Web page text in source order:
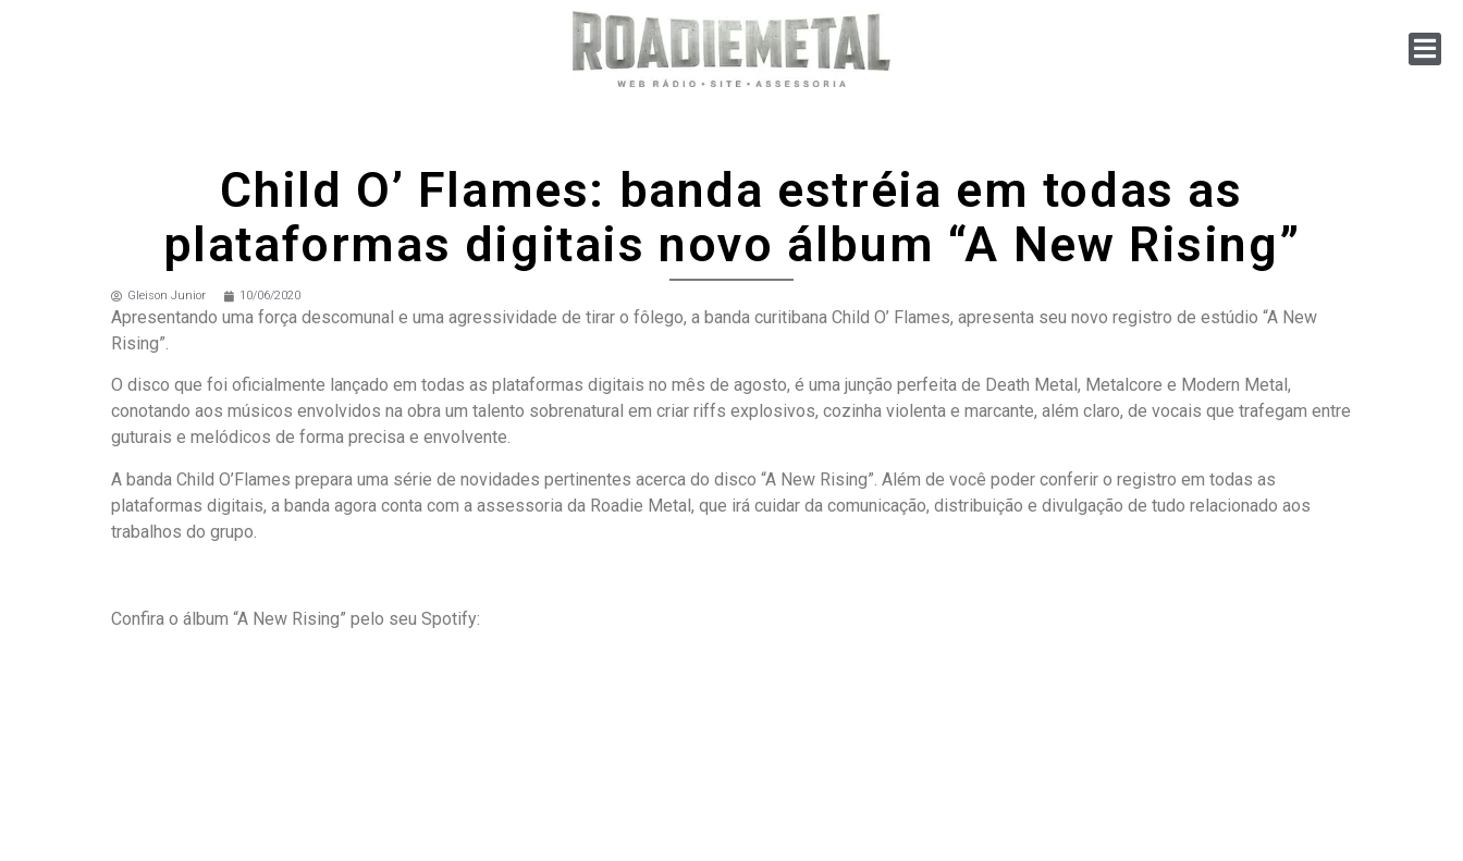
Child O’ Flames: banda estréia em todas as
plataformas digitais novo álbum “A New Rising”
Gleison Junior 10/06/2020
Apresentando uma força descomunal e uma agressividade de tirar o fôlego, a banda curitibana Child O’ Flames, apresenta seu novo registro de estúdio “A New
Rising”.
O disco que foi oficialmente lançado em todas as plataformas digitais no mês de agosto, é uma junção perfeita de Death Metal, Metalcore e Modern Metal,
conotando aos músicos envolvidos na obra um talento sobrenatural em criar riffs explosivos, cozinha violenta e marcante, além claro, de vocais que trafegam entre
guturais e melódicos de forma precisa e envolvente.
A banda Child O’Flames prepara uma série de novidades pertinentes acerca do disco “A New Rising”. Além de você poder conferir o registro em todas as
plataformas digitais, a banda agora conta com a assessoria da Roadie Metal, que irá cuidar da comunicação, distribuição e divulgação de tudo relacionado aos
trabalhos do grupo.
Confira o álbum “A New Rising” pelo seu Spotify: